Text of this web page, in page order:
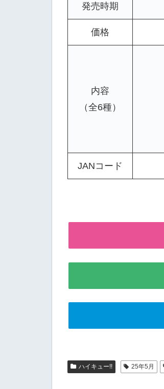
発売時期
価格
内容
（全6種）
JANコード
ハイキュー!! 25年5月